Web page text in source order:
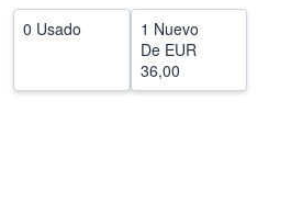
CERRAR
0 Usado
1 Nuevo
De EUR
36,00